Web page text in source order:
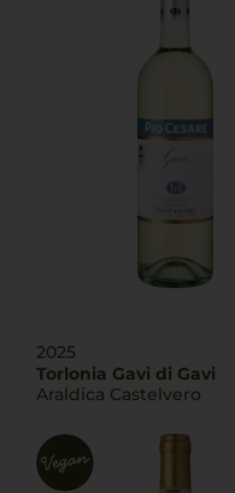
2025
Torlonia Gavi di Gavi
Araldica Castelvero